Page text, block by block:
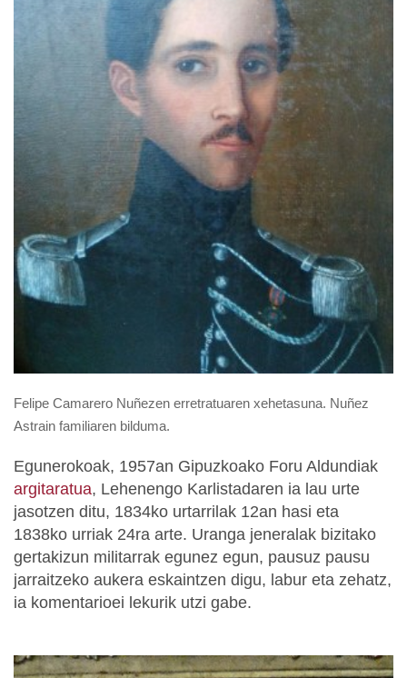
Felipe Camarero Nuñezen erretratuaren xehetasuna. Nuñez
Astrain familiaren bilduma.
Egunerokoak, 1957an Gipuzkoako Foru Aldundiak
argitaratua, Lehenengo Karlistadaren ia lau urte
jasotzen ditu, 1834ko urtarrilak 12an hasi eta
1838ko urriak 24ra arte. Uranga jeneralak bizitako
gertakizun militarrak egunez egun, pausuz pausu
jarraitzeko aukera eskaintzen digu, labur eta zehatz,
ia komentarioei lekurik utzi gabe.